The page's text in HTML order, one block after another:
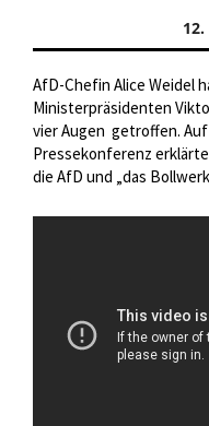
AfD-Chefin Alice Weidel
Ministerpräsidenten
vier Augen getroffen.
Pressekonferenz
die AfD und „das